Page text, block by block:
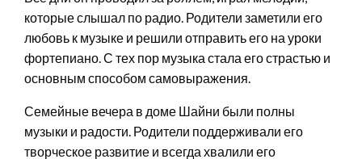
которые слышал по радио. Родители заметили его
любовь к музыке и решили отправить его на уроки
фортепиано. С тех пор музыка стала его страстью и
основным способом самовыражения.
Семейные вечера в доме Шайни были полны
музыки и радости. Родители поддерживали его
творческое развитие и всегда хвалили его